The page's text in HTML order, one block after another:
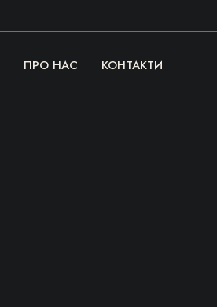
ПРО НАС КОНТАКТИ